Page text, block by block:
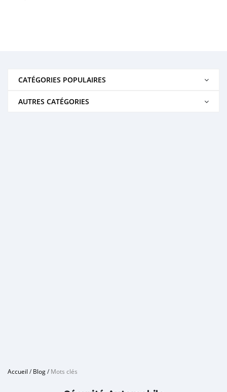
CATÉGORIES POPULAIRES
AUTRES CATÉGORIES
Accueil /Blog/Mots clés